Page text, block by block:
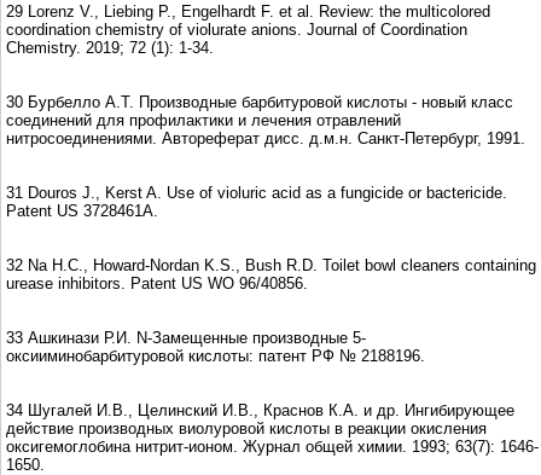
29 Lorenz V., Liebing P., Engelhardt F. et al. Review: the multicolored
coordination chemistry of violurate anions. Journal of Coordination
Chemistry. 2019; 72 (1): 1-34.
30 Бурбелло А.Т. Производные барбитуровой кислоты - новый класс
соединений для профилактики и лечения отравлений
нитросоединениями. Автореферат дисс. д.м.н. Санкт-Петербург, 1991.
31 Douros J., Kerst A. Use of violuric acid as a fungicide or bactericide.
Patent US 3728461A.
32 Na H.C., Howard-Nordan K.S., Bush R.D. Toilet bowl cleaners containing
urease inhibitors. Patent US WO 96/40856.
33 Ашкинази Р.И. N-Замещенные производные 5-
оксииминобарбитуровой кислоты: патент РФ № 2188196.
34 Шугалей И.В., Целинский И.В., Краснов К.А. и др. Ингибирующее
действие производных виолуровой кислоты в реакции окисления
оксигемоглобина нитрит-ионом. Журнал общей химии. 1993; 63(7): 1646-
1650.